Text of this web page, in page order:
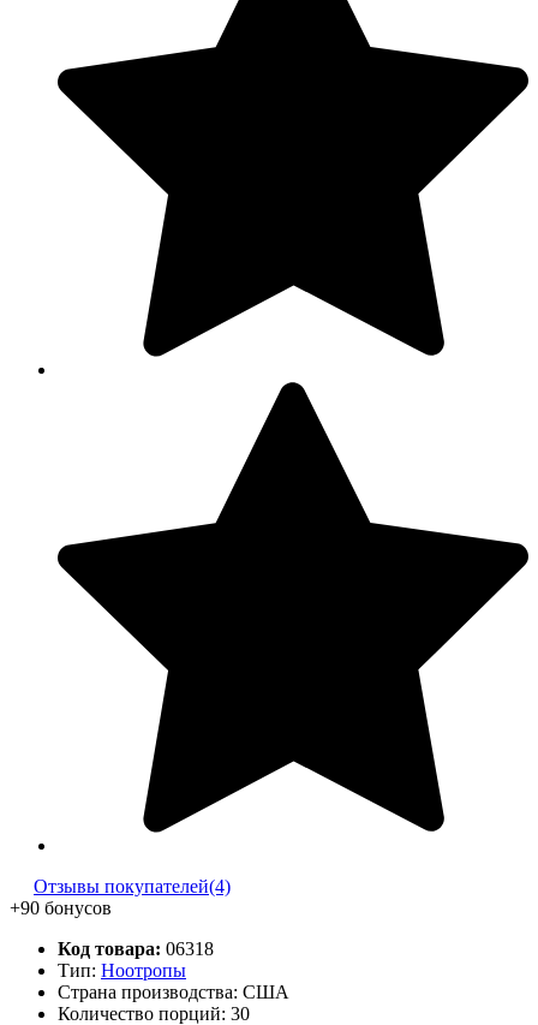
Отзывы покупателей(4)
+90 бонусов
Код товара: 06318
Тип: Ноотропы
Страна производства: США
Количество порций: 30